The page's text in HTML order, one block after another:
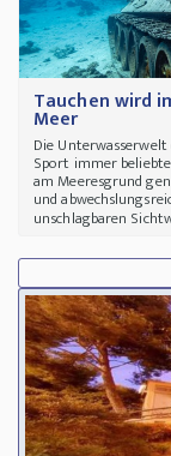
Tauchen wird
Meer
Die
Sport immer
am Meeresgrund
und
unschlagbaren